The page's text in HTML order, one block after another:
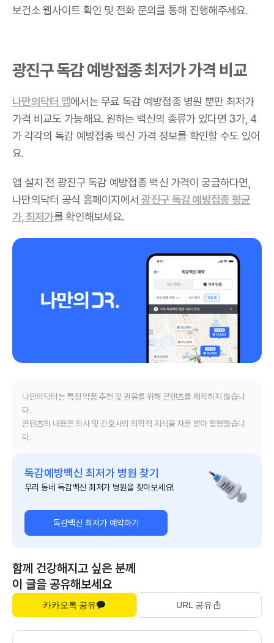
보건소 웹사이트 확인 및 전화 문의를 통해 진행해주세요.
광진구 독감 예방접종 최저가 가격 비교
나만의닥터 앱에서는 무료 독감 예방접종 병원 뿐만 최저가
가격 비교도 가능해요. 원하는 백신의 종류가 있다면 3가, 4
가 각각의 독감 예방접종 백신 가격 정보를 확인할 수도 있어
요.
앱 설치 전 광진구 독감 예방접종 백신 가격이 궁금하다면,
나만의닥터 공식 홈페이지에서 광진구 독감 예방접종 평균
가, 최저가를 확인해보세요.
나만의닥터는 특정 약품 추천 및 권유를 위해 콘텐츠를 제작하지 않습니
다.
콘텐츠의 내용은 의사 및 간호사의 의학적 지식을 자문 받아 활용했습니
다.
독감예방백신 최저가 병원 찾기
우리 동네 독감백신 최저가 병원을 찾아보세요!
독감백신 최저가 예약하기
함께 건강해지고 싶은 분께
이 글을 공유해보세요
카카오톡 공유 URL 공유